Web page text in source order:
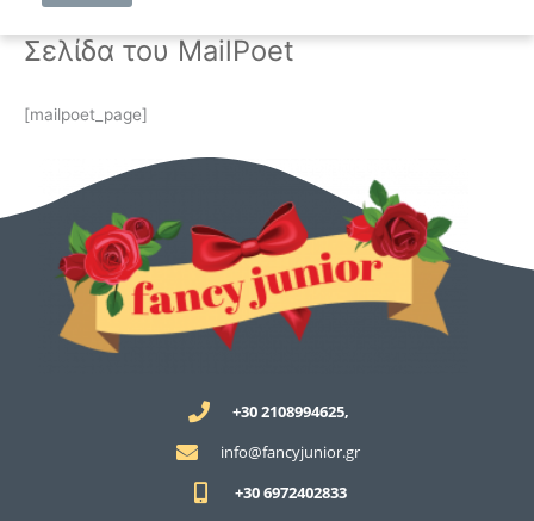
Σελίδα του MailPoet
[mailpoet_page]
+30 2108994625,
info@fancyjunior.gr
+30 6972402833